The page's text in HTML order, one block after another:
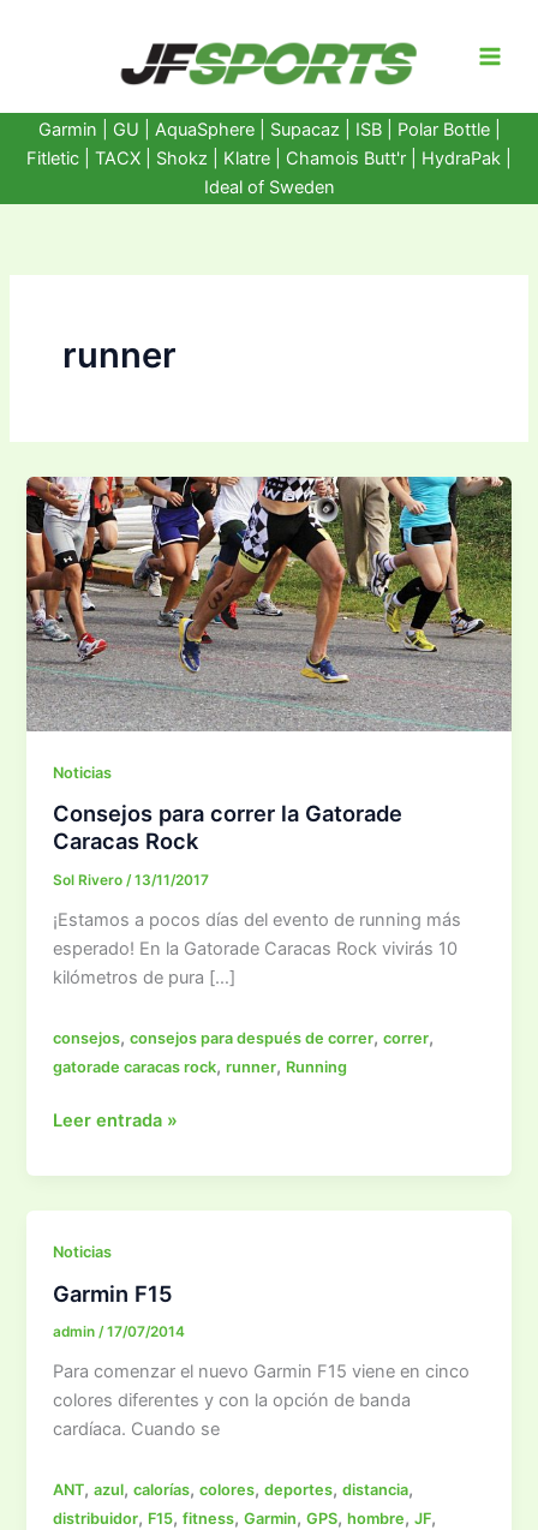
Garmin GU AquaSphere| Supacaz | ISB | Polar Bottle|
Fitletic
TACX Shokz Klatre Chamois Butt'r HydraPak
Ideal of Sweden
runner
Noticias
Consejos para correr la Gatorade
Caracas Rock
Sol Rivero/13/11/2017
¡Estamos a pocos días del evento de running más
esperado! En la Gatorade Caracas Rock vivirás 10
kilómetros de pura […]
consejos,consejos para después de correr,correr,
gatorade caracas rock,runner, Running
Consejos
correr
la
Caracas
Rock
Leer entrada »
Noticias
Garmin F15
admin/17/07/2014
Para comenzar el nuevo Garmin F15 viene en cinco
colores diferentes y con la opción de banda
cardíaca. Cuando se
ANT,azul,calorías,colores,deportes,distancia,
distribuidor, F15,fitness,Garmin,GPS,hombre,JF,